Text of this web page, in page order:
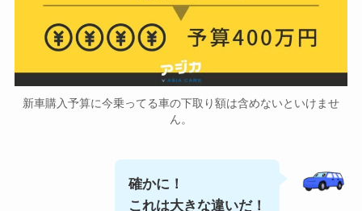
新車購入予算に今乗ってる車の下取り額は含めないといけませ
ん。
確かに！
これは大きな違いだ！